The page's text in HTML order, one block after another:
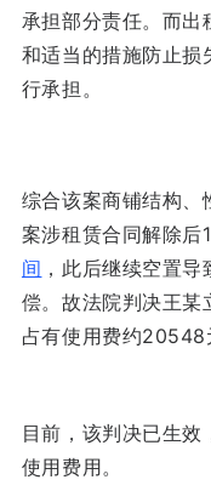
承担部分责任。而出
和适当的措施防止损
行承担。
综合该案商铺结构、
案涉租赁合同解除后
间 ，此后继续空置
偿。故法院判决王某
占有使用费约20548
目前，该判决已生
使用费用。